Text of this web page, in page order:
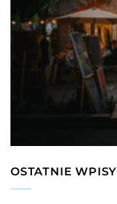
OSTATNIE WPISY